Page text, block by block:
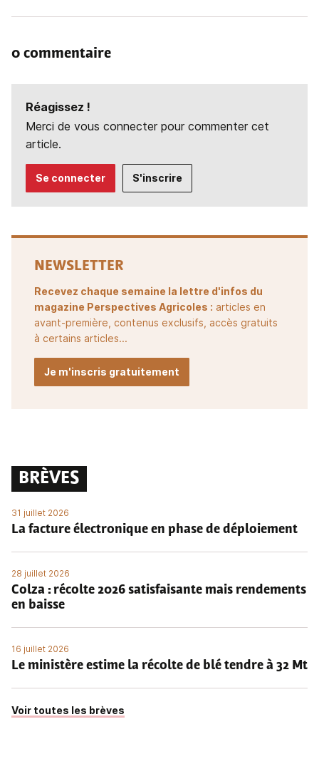
0 commentaire
Réagissez !
Merci de vous connecter pour commenter cet
article.
Se connecter S'inscrire
NEWSLETTER
Recevez chaque semaine la lettre d'infos du
magazine Perspectives Agricoles : articles en
avant-première, contenus exclusifs, accès gratuits
à certains articles...
Je m'inscris gratuitement
BRÈVES
31 juillet 2026
La facture électronique en phase de déploiement
28 juillet 2026
Colza : récolte 2026 satisfaisante mais rendements
en baisse
16 juillet 2026
Le ministère estime la récolte de blé tendre à 32 Mt
Voir toutes les brèves